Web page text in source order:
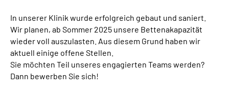
In unserer Klinik wurde erfolgreich gebaut und saniert.
Wir planen, ab Sommer 2025 unsere Bettenakapazität
wieder voll auszulasten. Aus diesem Grund haben wir
aktuell einige offene Stellen.
Sie möchten Teil unseres engagierten Teams werden?
Dann bewerben Sie sich!